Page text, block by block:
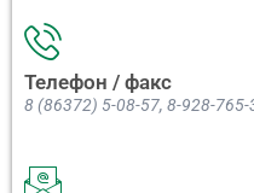
Телефон / факс
8 (86372) 5-08-57, 8-928-765-